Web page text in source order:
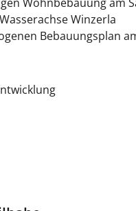
Winzerla
Bebauungsplan